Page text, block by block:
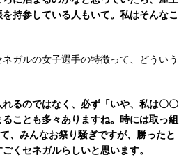
持参している人もいて。私はそんなこ
ガルの女子選手の特徴って、どういう
るのではなく、必ず「いや、私は〇〇
ことも多々ありますね。時には取っ組
、みんなお祭り騒ぎですが、勝ったと
くセネガルらしいと思います。